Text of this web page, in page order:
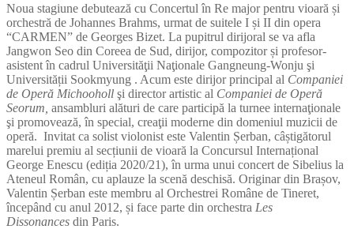
Noua stagiune debutează cu Concertul în Re major pentru vioară și
orchestră de Johannes Brahms, urmat de suitele I și II din opera
“CARMEN” de Georges Bizet. La pupitrul dirijoral se va afla
Jangwon Seo din Coreea de Sud, dirijor, compozitor și profesor-
asistent în cadrul Universităţii Naţionale Gangneung-Wonju şi
Universității Sookmyung . Acum este dirijor principal al Companiei
de Operă Michooholl şi director artistic al Companiei de Operă
Seorum, ansambluri alături de care participă la turnee internaţionale
şi promovează, în special, creaţii moderne din domeniul muzicii de
operă. Invitat ca solist violonist este Valentin Șerban, câștigătorul
marelui premiu al secțiunii de vioară la Concursul Internațional
George Enescu (ediția 2020/21), în urma unui concert de Sibelius la
Ateneul Român, cu aplauze la scenă deschisă. Originar din Brașov,
Valentin Șerban este membru al Orchestrei Române de Tineret,
începând cu anul 2012, și face parte din orchestra Les
Dissonances din Paris.